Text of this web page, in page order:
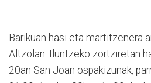
Barikuan hasi eta martitzenera
Altzolan. Iluntzeko zortziretan
20an San Joan ospakizunak,